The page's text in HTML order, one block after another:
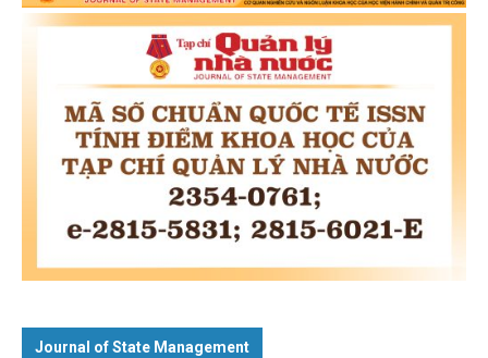
Journal of State Management